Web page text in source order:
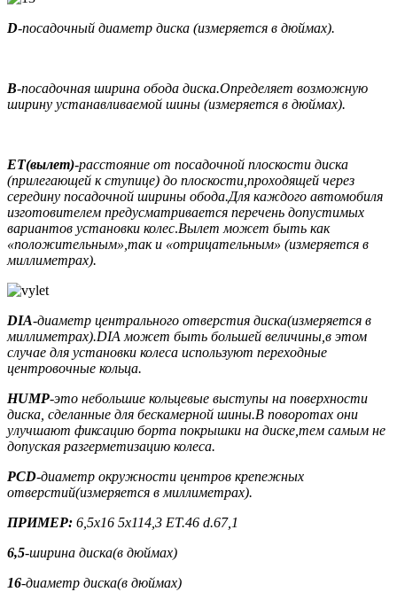
D-посадочный диаметр диска (измеряется в дюймах).
B-посадочная ширина обода диска.Определяет возможную
ширину устанавливаемой шины (измеряется в дюймах).
ET(вылет)-расстояние от посадочной плоскости диска
(прилегающей к ступице) до плоскости,проходящей через
середину посадочной ширины обода.Для каждого автомобиля
изготовителем предусматривается перечень допустимых
вариантов установки колес.Вылет может быть как
«положительным»,так и «отрицательным» (измеряется в
миллиметрах).
DIA-диаметр центрального отверстия диска(измеряется в
миллиметрах).DIA может быть большей величины,в этом
случае для установки колеса используют переходные
центровочные кольца.
HUMP-это небольшие кольцевые выступы на поверхности
диска, сделанные для бескамерной шины.В поворотах они
улучшают фиксацию борта покрышки на диске,тем самым не
допуская разгерметизацию колеса.
PCD-диаметр окружности центров крепежных
отверстий(измеряется в миллиметрах).
ПРИМЕР: 6,5х16 5х114,3 ET.46 d.67,1
6,5-ширина диска(в дюймах)
16-диаметр диска(в дюймах)